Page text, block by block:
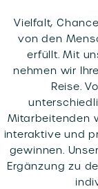
Vielfalt,
von den
erfüllt. Mit
nehmen wir
Reise.
Mitarbeitenden
interaktive und
gewinnen.
Ergänzung zu